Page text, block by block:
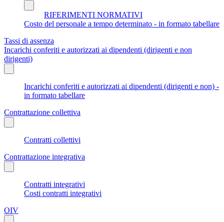
RIFERIMENTI NORMATIVI
Costo del personale a tempo determinato - in formato tabellare
Tassi di assenza
Incarichi conferiti e autorizzati ai dipendenti (dirigenti e non
dirigenti)
Incarichi conferiti e autorizzati ai dipendenti (dirigenti e non) -
in formato tabellare
Contrattazione collettiva
Contratti collettivi
Contrattazione integrativa
Contratti integrativi
Costi contratti integrativi
OIV